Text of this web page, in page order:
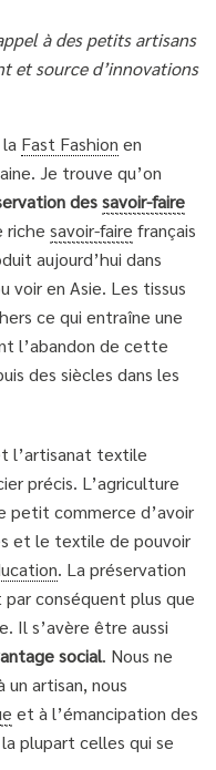
à des petits artisans
et source d’innovations
Fast Fashion en
Je trouve qu’on
dessavoir-faire
riche savoir-faire français
aujourd’hui dans
voir en Asie. Les tissus
ce qui entraîne une
l’abandon de cette
des siècles dans les
l’artisanat textile
précis. L’agriculture
petit commerce d’avoir
et le textile de pouvoir
. La préservation
conséquent plus que
Il s’avère être aussi
social. Nous ne
un artisan, nous
et à l’émancipation des
plupart celles qui se